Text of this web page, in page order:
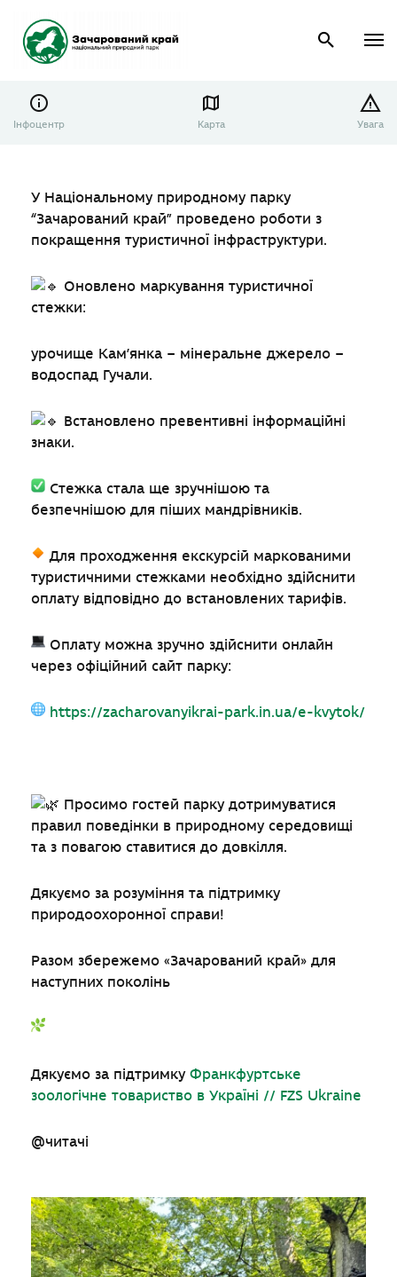
Інфоцентр Карта Увага
У Національному природному парку
“Зачарований край” проведено роботи з
покращення туристичної інфраструктури.
Оновлено маркування туристичної
стежки:
урочище Кам’янка – мінеральне джерело –
водоспад Гучали.
Встановлено превентивні інформаційні
знаки.
Стежка стала ще зручнішою та
безпечнішою для піших мандрівників.
Для проходження екскурсій маркованими
туристичними стежками необхідно здійснити
оплату відповідно до встановлених тарифів.
Оплату можна зручно здійснити онлайн
через офіційний сайт парку:
https://zacharovanyikrai-park.in.ua/e-kvytok/
Просимо гостей парку дотримуватися
правил поведінки в природному середовищі
та з повагою ставитися до довкілля.
Дякуємо за розуміння та підтримку
природоохоронної справи!
Разом збережемо «Зачарований край» для
наступних поколінь
Дякуємо за підтримку Франкфуртське
зоологічне товариство в Україні // FZS Ukraine
@читачі